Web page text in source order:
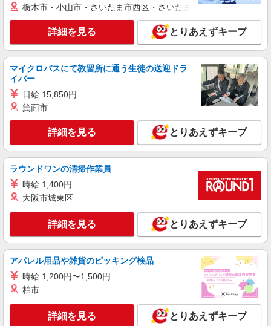
正社員 職業紹介
ニッセイ・ウェルス生命保険株式会社
生命保険会社の一般事務
月給361,500円〜730,700円(残業代別) 年収
6,000,000円 〜11,179,000円(残業手当、賞与込み)
慮し、経験・能力に応じて決定します。 ※非管理
職あるいはラインを持たない管理職としての採用
監督者」に該当するため、時間外・休日労働に対
する割増賃金の支給対象外となります。 【給与更
改】年1回(7月) 【賃金形態】月給制
東京都品川区大崎2-1-1 Think Park Tower （変
キープ 詳細を見る
正社員 職業紹介
ニッセイ・ウェルス生命保険株式会社
生命保険会社の事務職
〜13,941,400円(業績賞与・残業代含む) （賞与 年
験・能力に応じて決定します。 ※「管理監督者」
に該当するため、時間外・休日労働に対する割増
賃金の支給対象外となります。 【給与更改】年1
東京都品川区大崎2-1-1 Think Park Tower （変
更の範囲）会社の定める事業所（在宅勤務を行う
場所を含む）
キープ 詳細を見る
正社員 職業紹介
ニッセイ・ウェルス生命保険株式会社
生命保険会社の事務職
月給597,900円〜701,899円(残業代別) 年収
栃木市・小山市・さいたま市西区・さいたま市岩槻区・久喜市・
詳細を見る とりあえずキープ
マイクロバスにて教習所に通う生徒の送迎ドラ
イバー
日給 15,850円
箕面市
詳細を見る とりあえずキープ
ラウンドワンの清掃作業員
時給 1,400円
大阪市城東区
詳細を見る とりあえずキープ
アパレル用品や雑貨のピッキング検品
時給 1,200円〜1,500円
柏市
詳細を見る とりあえずキープ